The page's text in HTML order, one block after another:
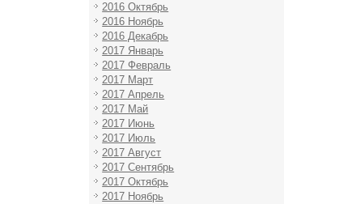
2016 Октябрь
2016 Ноябрь
2016 Декабрь
2017 Январь
2017 Февраль
2017 Март
2017 Апрель
2017 Май
2017 Июнь
2017 Июль
2017 Август
2017 Сентябрь
2017 Октябрь
2017 Ноябрь